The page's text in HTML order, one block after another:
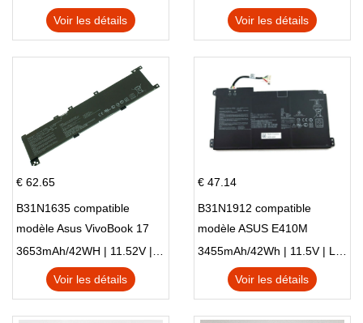
Voir les détails Voir les détails
€ 62.65
B31N1635 compatible
modèle Asus VivoBook 17
X705NC X705UA X705UV
X705UN X705UD
3653mAh/42WH | 11.52V | Li-ion ...
Voir les détails
€ 47.14
B31N1912 compatible
modèle ASUS E410M
E410MA L410MA
3455mAh/42Wh | 11.5V | Li-ion ...
Voir les détails